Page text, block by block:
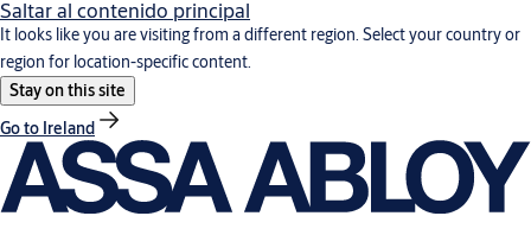
Saltar al contenido principal
It looks like you are visiting from a different region. Select your country or
region for location-specific content.
Stay on this site
Go to Ireland